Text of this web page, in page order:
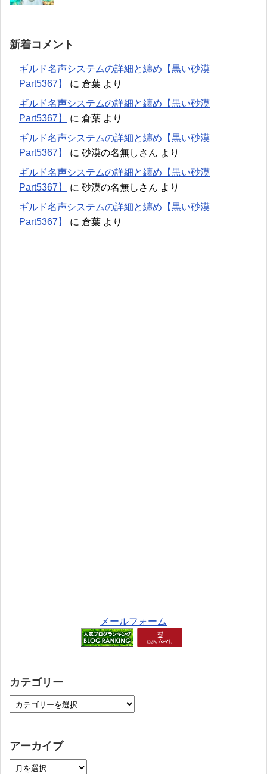
新着コメント
ギルド名声システムの詳細と纏め【黒い砂漠
Part5367】
に 倉葉 より
ギルド名声システムの詳細と纏め【黒い砂漠
Part5367】
に 倉葉 より
ギルド名声システムの詳細と纏め【黒い砂漠
Part5367】
に 砂漠の名無しさん より
ギルド名声システムの詳細と纏め【黒い砂漠
Part5367】
に 砂漠の名無しさん より
ギルド名声システムの詳細と纏め【黒い砂漠
Part5367】
に 倉葉 より
メールフォーム
カテゴリー
アーカイブ